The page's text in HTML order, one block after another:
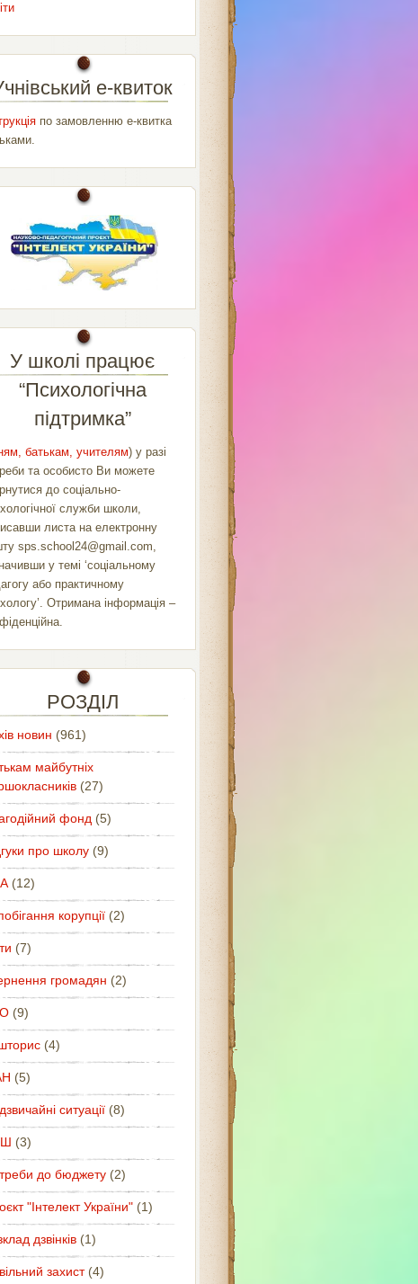
е-квиток
по замовленню е-квитка
У школі працює
“Психологічна
підтримка”
батькам, учителям) у разі
та особисто Ви можете
до соціально-
служби школи,
листа на електронну
sps.school24@gmail.com,
у темі ‘соціальному
або практичному
Отримана інформація –
РОЗДІЛ
новин (961)
майбутніх
(27)
фонд (5)
про школу(9)
(12)
корупції(2)
(7)
громадян (2)
(9)
(4)
(5)
ситуації(8)
(3)
до бюджету(2)
"Інтелект України"(1)
дзвінків(1)
захист(4)